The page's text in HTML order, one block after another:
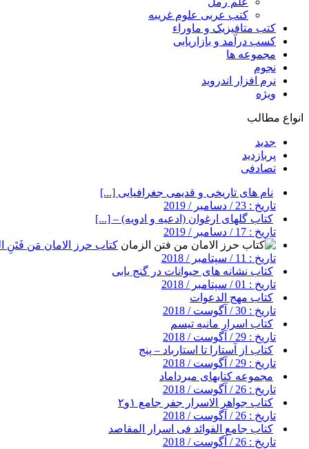
کتب عربی علوم غریبه
کتب متافیزیک و ماوراء
کسب درآمد و بازاریابی
مجموعه ها
نجوم
نرم افزار اندروید
ویژه
انواع مطالب
جدید
پربازدید
تصادفی
نام های تاریخی و قدیمی جغرافیایی [...]
تاریخ : 23 / دسامبر / 2019
کتاب گلهای ارغوان (ادعیه و ادویه) – [...]
تاریخ : 17 / دسامبر / 2019
کتاب حرز الامان مَن فَتَنِ
تاریخ : 11 / سپتامبر / 2018
کتاب نشانه های حیوانات در گنج یابی
تاریخ : 01 / سپتامبر / 2018
کتاب مهج الدعوات
تاریخ : 30 / آگوست / 2018
کتاب اسرار مانیه تیسم
تاریخ : 29 / آگوست / 2018
کتاب از آستارا تا استارباد – پنج
تاریخ : 29 / آگوست / 2018
مجموعه کتابهای میرداماد
تاریخ : 26 / آگوست / 2018
کتاب جواهر الاسرار جفر جامع ۱و۲
تاریخ : 26 / آگوست / 2018
کتاب جامع الفوائد فی اسرار المقاصد
تاریخ : 26 / آگوست / 2018